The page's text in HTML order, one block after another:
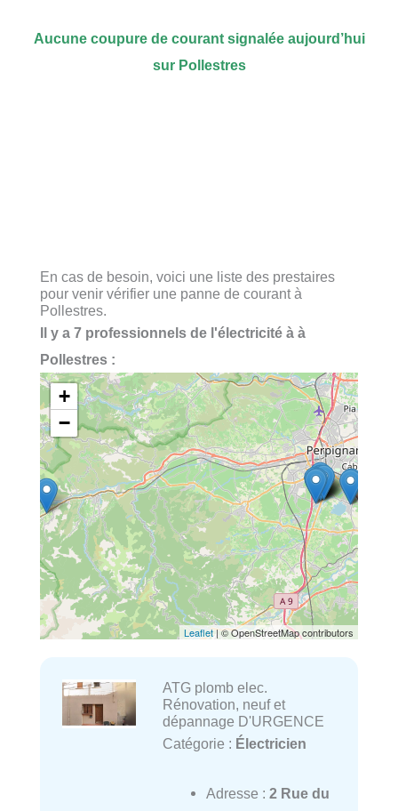
Aucune coupure de courant signalée aujourd’hui
sur Pollestres
En cas de besoin, voici une liste des prestaires
pour venir vérifier une panne de courant à
Pollestres.
Il y a 7 professionnels de l'électricité à à
Pollestres :
+
−
Leaflet| © OpenStreetMap contributors
ATG plomb elec.
Rénovation, neuf et
dépannage D'URGENCE
Catégorie : Électricien
Adresse : 2 Rue du